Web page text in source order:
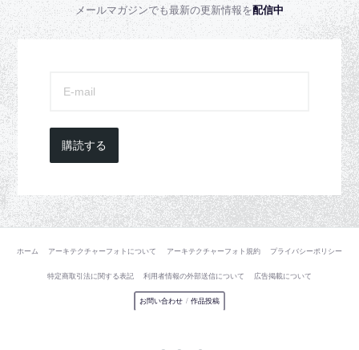
メールマガジンでも最新の更新情報を配信中
購読する
ホーム アーキテクチャーフォトについて アーキテクチャーフォト規約 プライバシーポリシー
特定商取引法に関する表記 利用者情報の外部送信について 広告掲載について
お問い合わせ / 作品投稿